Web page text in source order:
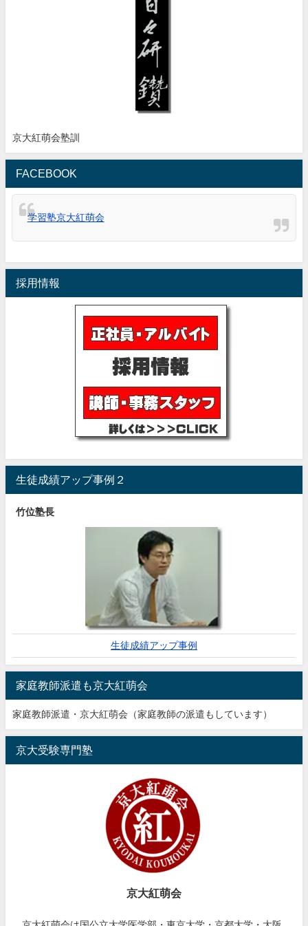
京大紅萌会塾訓
FACEBOOK
学習塾京大紅萌会
採用情報
生徒成績アップ事例２
竹位塾長
生徒成績アップ事例
家庭教師派遣も京大紅萌会
家庭教師派遣・京大紅萌会（家庭教師の派遣もしています）
京大受験専門塾
京大紅萌会